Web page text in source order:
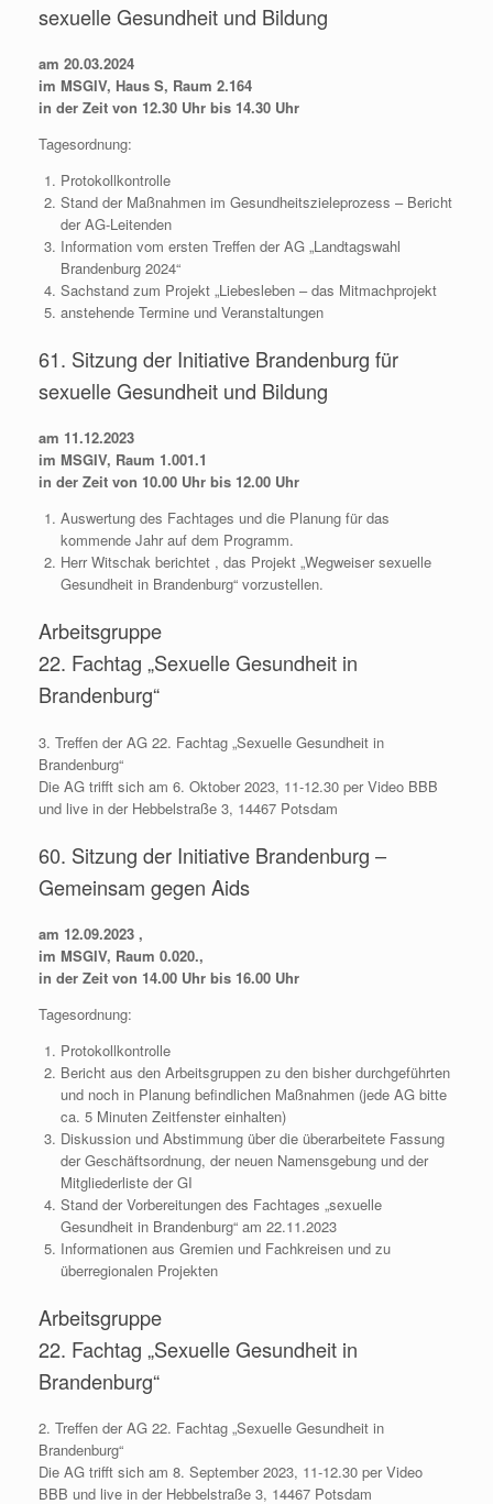
sexuelle Gesundheit und Bildung
am 20.03.2024
im MSGIV, Haus S, Raum 2.164
in der Zeit von 12.30 Uhr bis 14.30 Uhr
Tagesordnung:
Protokollkontrolle
Stand der Maßnahmen im Gesundheitszieleprozess – Bericht
der AG-Leitenden
Information vom ersten Treffen der AG „Landtagswahl
Brandenburg 2024“
Sachstand zum Projekt „Liebesleben – das Mitmachprojekt
anstehende Termine und Veranstaltungen
61. Sitzung der Initiative Brandenburg für
sexuelle Gesundheit und Bildung
am 11.12.2023
im MSGIV, Raum 1.001.1
in der Zeit von 10.00 Uhr bis 12.00 Uhr
Auswertung des Fachtages und die Planung für das
kommende Jahr auf dem Programm.
Herr Witschak berichtet , das Projekt „Wegweiser sexuelle
Gesundheit in Brandenburg“ vorzustellen.
Arbeitsgruppe
22. Fachtag „Sexuelle Gesundheit in
Brandenburg“
3. Treffen der AG 22. Fachtag „Sexuelle Gesundheit in
Brandenburg“
Die AG trifft sich am 6. Oktober 2023, 11-12.30 per Video BBB
und live in der Hebbelstraße 3, 14467 Potsdam
60. Sitzung der Initiative Brandenburg –
Gemeinsam gegen Aids
am 12.09.2023 ,
im MSGIV, Raum 0.020.,
in der Zeit von 14.00 Uhr bis 16.00 Uhr
Tagesordnung:
Protokollkontrolle
Bericht aus den Arbeitsgruppen zu den bisher durchgeführten
und noch in Planung befindlichen Maßnahmen (jede AG bitte
ca. 5 Minuten Zeitfenster einhalten)
Diskussion und Abstimmung über die überarbeitete Fassung
der Geschäftsordnung, der neuen Namensgebung und der
Mitgliederliste der GI
Stand der Vorbereitungen des Fachtages „sexuelle
Gesundheit in Brandenburg“ am 22.11.2023
Informationen aus Gremien und Fachkreisen und zu
überregionalen Projekten
Arbeitsgruppe
22. Fachtag „Sexuelle Gesundheit in
Brandenburg“
2. Treffen der AG 22. Fachtag „Sexuelle Gesundheit in
Brandenburg“
Die AG trifft sich am 8. September 2023, 11-12.30 per Video
BBB und live in der Hebbelstraße 3, 14467 Potsdam